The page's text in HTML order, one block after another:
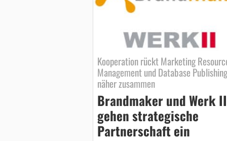
Kooperation rückt Marketing
Management und Database Publishing
näher zusammen
Brandmaker und Werk II
gehen strategische
Partnerschaft ein